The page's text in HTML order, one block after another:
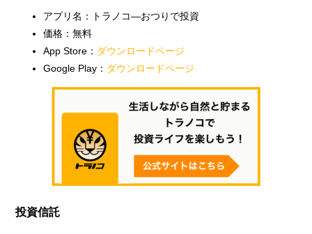
アプリ名：トラノコ―おつりで投資
価格：無料
App Store： ダウンロードページ
Google Play： ダウンロードページ
投資信託